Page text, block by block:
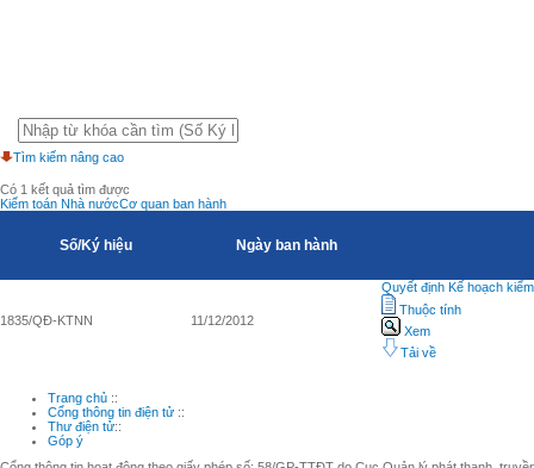
Tìm kiếm nâng cao
Có 1 kết quả tìm được
Cơ quan ban hành
Kiểm toán Nhà nước
Số/Ký hiệu Ngày ban hành
1835/QĐ-KTNN 11/12/2012
Quyết định Kế hoạch
Thuộc tính
Xem
Tải về
Trang chủ ::
Cổng thông tin điện tử ::
Thư điện tử::
Góp ý